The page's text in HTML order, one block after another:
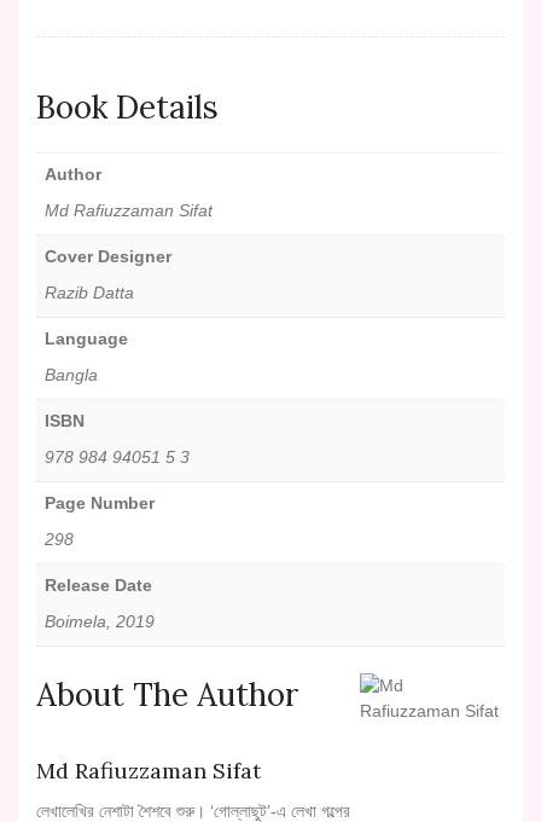
Book Details
Author
Md Rafiuzzaman Sifat
Cover Designer
Razib Datta
Language
Bangla
ISBN
978 984 94051 5 3
Page Number
298
Release Date
Boimela, 2019
About The Author
Md Rafiuzzaman Sifat
লেখালেখির নেশাটা শৈশবে শুরু। ‘গোল্লাছুট’-এ লেখা গল্পের